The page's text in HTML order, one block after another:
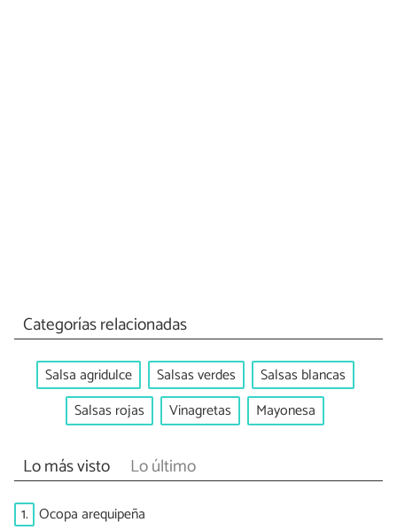
Categorías relacionadas
Salsa agridulce Salsas verdes
Salsas blancas
Salsas rojas
Vinagretas Mayonesa
Lo más visto Lo último
1. Ocopa arequipeña